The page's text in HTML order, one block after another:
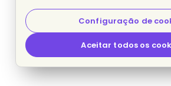
Configuração de
Aceitar todos os